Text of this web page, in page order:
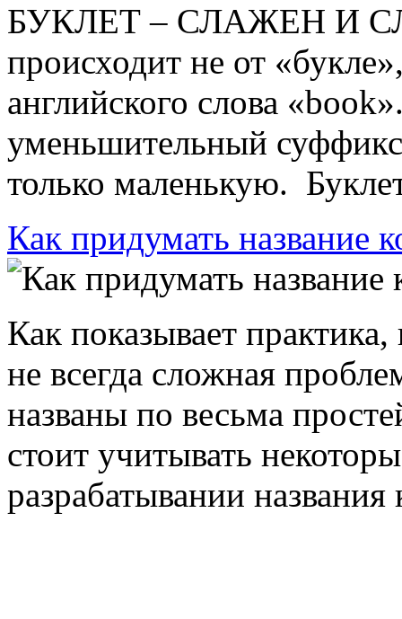
БУКЛЕТ – СЛАЖЕН И
происходит не от
английского слова
уменьшительный
только маленькую.
Как придумать название
Как показывает
не всегда сложная
названы по весьма
стоит учитывать
разрабатывании